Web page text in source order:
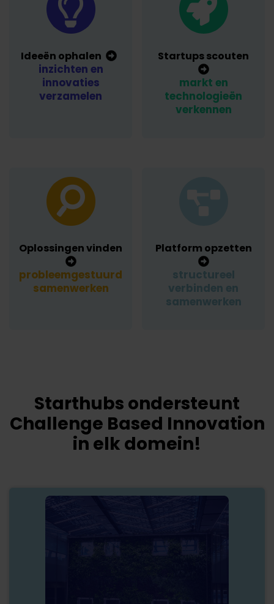
Ideeën ophalen
inzichten en
innovaties
verzamelen
Startups scouten
markt en
technologieën
verkennen
Oplossingen vinden
probleemgestuurd
samenwerken
Platform opzetten
structureel
verbinden en
samenwerken
Starthubs ondersteunt
Challenge Based Innovation
in elk domein!